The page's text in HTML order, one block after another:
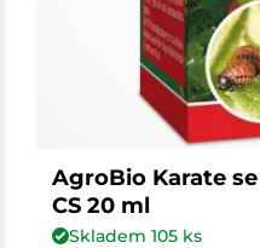
AgroBio Karate
CS 20 ml
Skladem 105ks